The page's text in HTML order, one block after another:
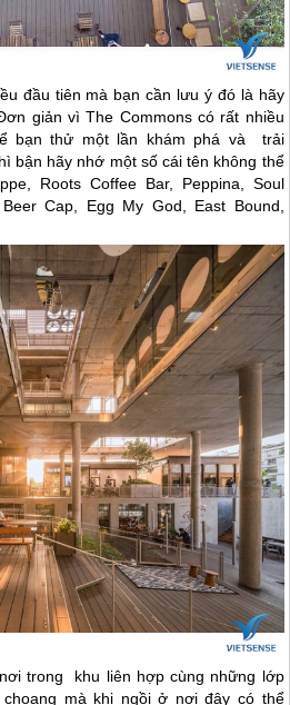
đầu tiên mà bạn cần lưu ý đó là hãy
giản vì The Commons có rất nhiều
bạn thử một lần khám phá và trải
bận hãy nhớ một số cái tên không thể
Roots Coffee Bar, Peppina, Soul
Cap, Egg My God, East Bound,
trong khu liên hợp cùng những lớp
mà khi ngồi ở nơi đây có thể